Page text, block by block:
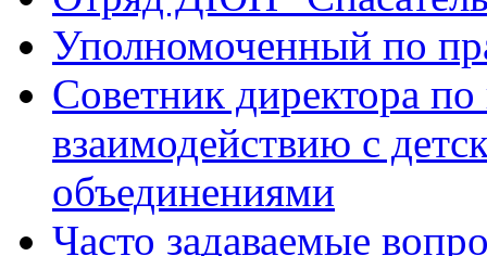
Уполномоченный по
Советник директора
взаимодействию с
объединениями
Часто задаваемые